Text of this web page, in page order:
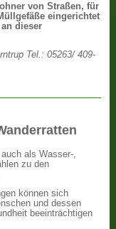
von Straßen, für
eingerichtet
dieser
Tel.: 05263/ 409-
als Wasser-,
zu den
können sich
und dessen
beeinträchtigen